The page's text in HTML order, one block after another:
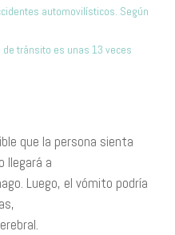
automovilísticos. Según
tránsito es unas 13 veces
que la persona sienta
llegará a
Luego, el vómito podría